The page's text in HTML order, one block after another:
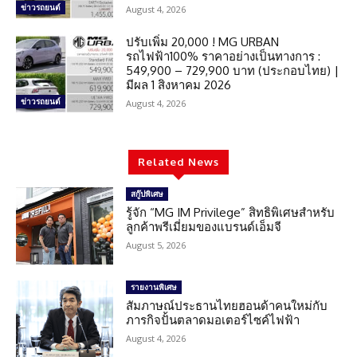
ข่าวรถยนต์ August 4, 2026
ข่าวรถยนต์
ปรับเพิ่ม 20,000 ! MG URBAN
รถไฟฟ้า100% ราคาอย่างเป็นทางการ :
549,900 – 729,900 บาท (ประกอบไทย) |
มีผล 1 สิงหาคม 2026
August 4, 2026
Related News
สกู๊ปพิเศษ
รู้จัก “MG IM Privilege” สิทธิพิเศษสำหรับ
ลูกค้าพรีเมี่ยมของแบรนด์เอ็มจี
August 5, 2026
รายงานพิเศษ
สัมภาษณ์ประธานไทยฮอนด้าคนใหม่กับ
ภารกิจปั้นตลาดมอเตอร์ไซค์ไฟฟ้า
August 4, 2026